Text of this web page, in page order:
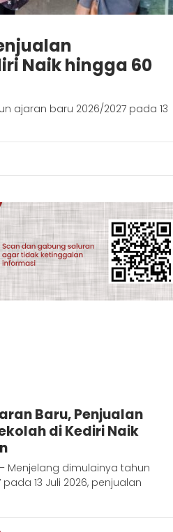
Naik hingga 60
ajaran baru 2026/2027 pada 13
Baru, Penjualan
di Kediri Naik
Menjelang dimulainya tahun
13 Juli 2026, penjualan